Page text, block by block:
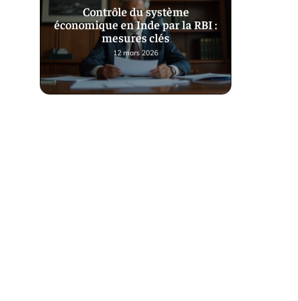
Contrôle du système
économique en Inde par la RBI :
mesures clés
12 mars 2026